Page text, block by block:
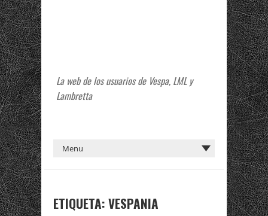
La web de los usuarios de Vespa, LML y
Lambretta
ETIQUETA:VESPANIA